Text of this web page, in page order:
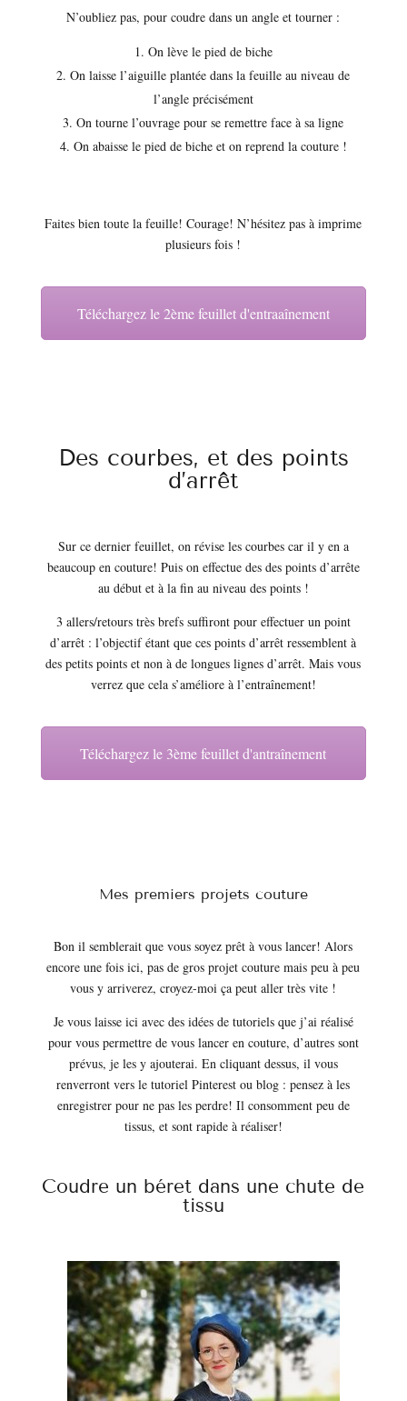
N’oubliez pas, pour coudre dans un angle et tourner :
On lève le pied de biche
On laisse l’aiguille plantée dans la feuille au niveau de
l’angle précisément
On tourne l’ouvrage pour se remettre face à sa ligne
On abaisse le pied de biche et on reprend la couture !
Faites bien toute la feuille! Courage! N’hésitez pas à imprime
plusieurs fois !
Téléchargez le 2ème feuillet d'entraaînement
Des courbes, et des points
d’arrêt
Sur ce dernier feuillet, on révise les courbes car il y en a
beaucoup en couture! Puis on effectue des des points d’arrête
au début et à la fin au niveau des points !
3 allers/retours très brefs suffiront pour effectuer un point
d’arrêt : l’objectif étant que ces points d’arrêt ressemblent à
des petits points et non à de longues lignes d’arrêt. Mais vous
verrez que cela s’améliore à l’entraînement!
Téléchargez le 3ème feuillet d'antraînement
Mes premiers projets couture
Bon il semblerait que vous soyez prêt à vous lancer! Alors
encore une fois ici, pas de gros projet couture mais peu à peu
vous y arriverez, croyez-moi ça peut aller très vite !
Je vous laisse ici avec des idées de tutoriels que j’ai réalisé
pour vous permettre de vous lancer en couture, d’autres sont
prévus, je les y ajouterai. En cliquant dessus, il vous
renverront vers le tutoriel Pinterest ou blog : pensez à les
enregistrer pour ne pas les perdre! Il consomment peu de
tissus, et sont rapide à réaliser!
Coudre un béret dans une chute de
tissu